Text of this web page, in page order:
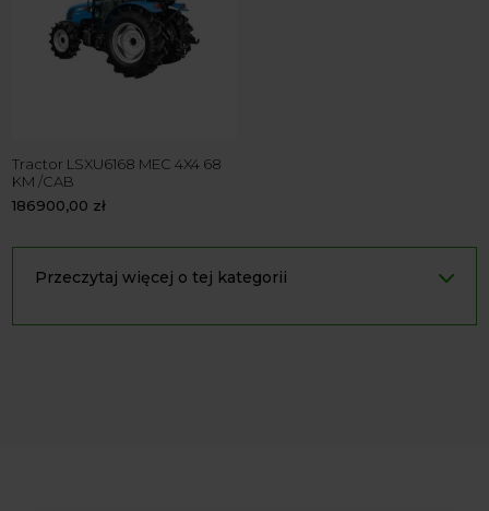
Tractor LSXU6168 MEC 4X4 68
KM /CAB
186900,00 zł
Przeczytaj więcej o tej kategorii
Wydajność i Komfort dla